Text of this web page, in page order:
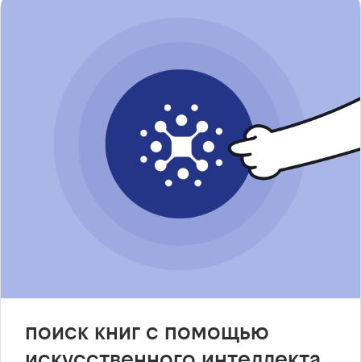
поиск книг с помощью